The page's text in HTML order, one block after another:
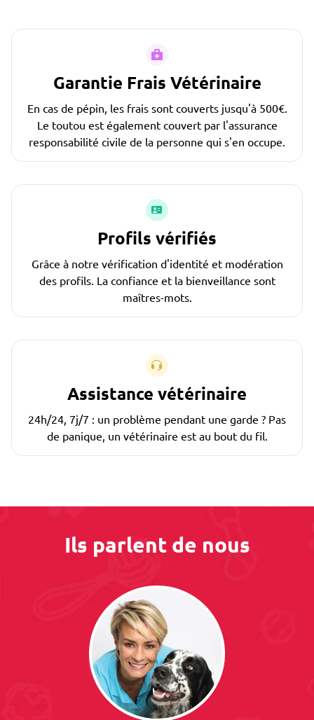
Garantie Frais Vétérinaire
En cas de pépin, les frais sont couverts jusqu'à 500€.
Le toutou est également couvert par l'assurance
responsabilité civile de la personne qui s'en occupe.
Profils vérifiés
Grâce à notre vérification d'identité et modération
des profils. La confiance et la bienveillance sont
maîtres-mots.
Assistance vétérinaire
24h/24, 7j/7 : un problème pendant une garde ? Pas
de panique, un vétérinaire est au bout du fil.
Ils parlent de nous